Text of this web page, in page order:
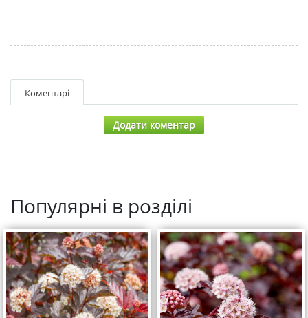
Коментарі
Додати коментар
Популярні в розділі